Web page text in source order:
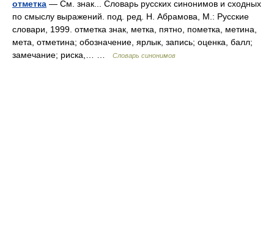
отметка — См. знак... Словарь русских синонимов и сходных
по смыслу выражений. под. ред. Н. Абрамова, М.: Русские
словари, 1999. отметка знак, метка, пятно, пометка, метина,
мета, отметина; обозначение, ярлык, запись; оценка, балл;
замечание; риска,… …
Словарь синонимов